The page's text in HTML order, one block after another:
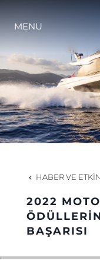
MENU
HABER VE
2022
BAŞARISI